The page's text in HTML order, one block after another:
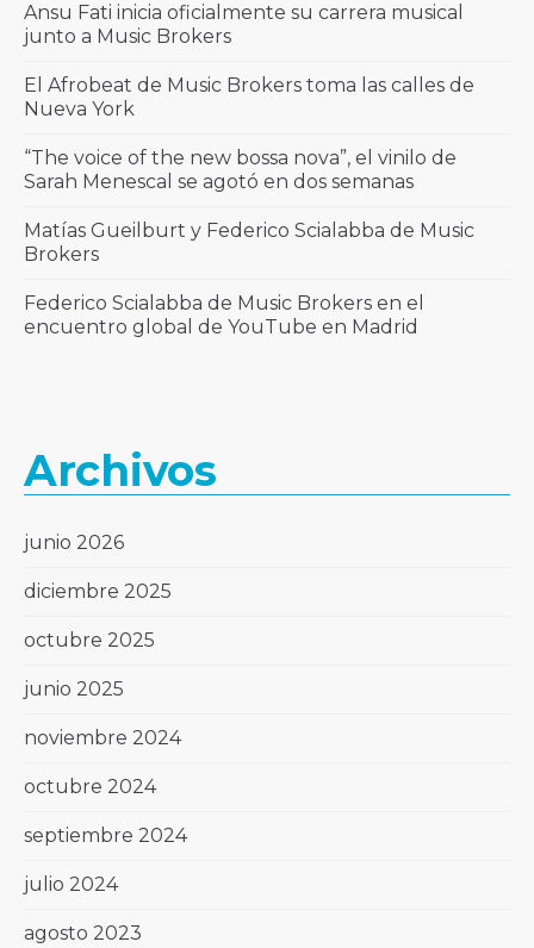
Ansu Fati inicia oficialmente su carrera musical
junto a Music Brokers
El Afrobeat de Music Brokers toma las calles de
Nueva York
“The voice of the new bossa nova”, el vinilo de
Sarah Menescal se agotó en dos semanas
Matías Gueilburt y Federico Scialabba de Music
Brokers
Federico Scialabba de Music Brokers en el
encuentro global de YouTube en Madrid
Archivos
junio 2026
diciembre 2025
octubre 2025
junio 2025
noviembre 2024
octubre 2024
septiembre 2024
julio 2024
agosto 2023